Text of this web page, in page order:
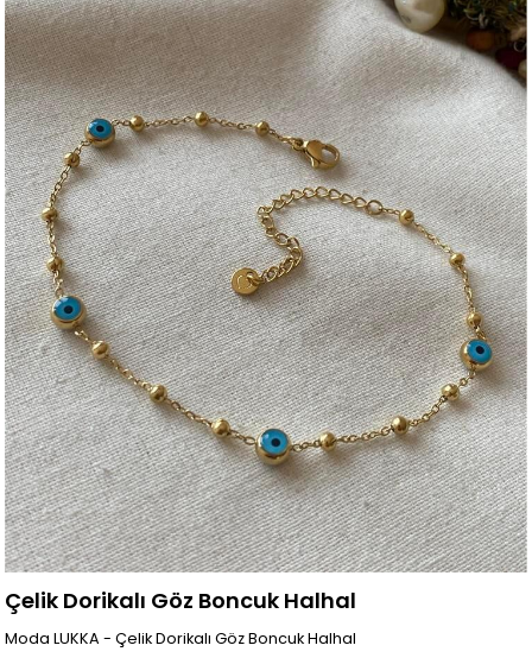
Çelik Dorikalı Göz Boncuk Halhal
Moda LUKKA - Çelik Dorikalı Göz Boncuk Halhal